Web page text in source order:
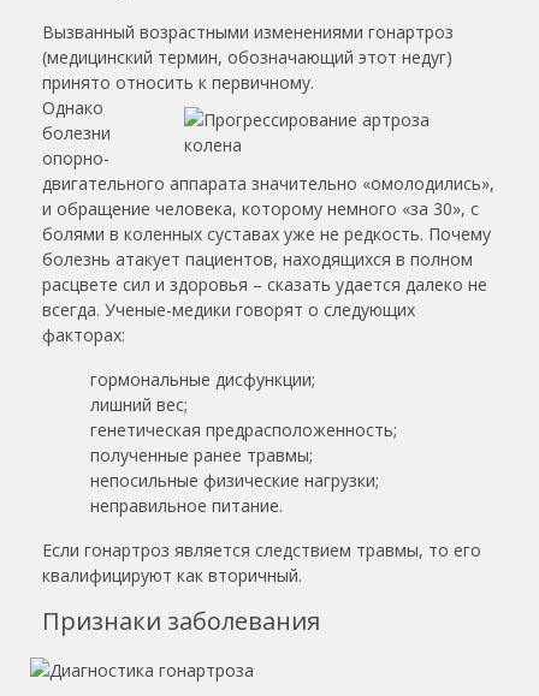
Вызванный возрастными изменениями гонартроз
(медицинский термин, обозначающий этот недуг)
принято относить к первичному.
Однако
болезни
опорно-
двигательного аппарата значительно «омолодились»,
и обращение человека, которому немного «за 30», с
болями в коленных суставах уже не редкость. Почему
болезнь атакует пациентов, находящихся в полном
расцвете сил и здоровья – сказать удается далеко не
всегда. Ученые-медики говорят о следующих
факторах:
гормональные дисфункции;
лишний вес;
генетическая предрасположенность;
полученные ранее травмы;
непосильные физические нагрузки;
неправильное питание.
Если гонартроз является следствием травмы, то его
квалифицируют как вторичный.
Признаки заболевания